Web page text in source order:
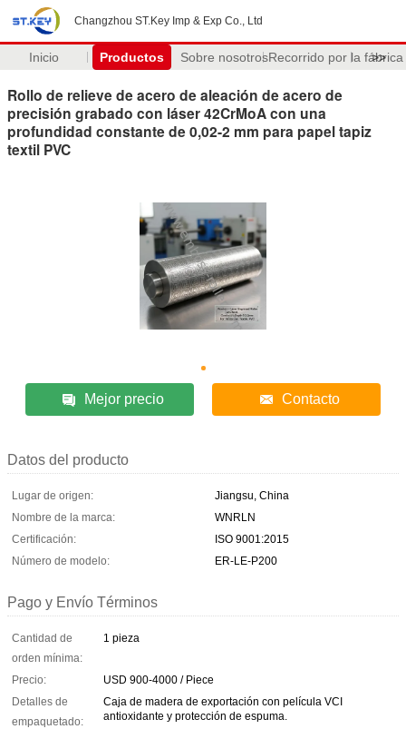
Changzhou ST.Key Imp & Exp Co., Ltd
Inicio Productos Sobre nosotrosRecorrido por la fábrica
>>
Rollo de relieve de acero de aleación de acero de
precisión grabado con láser 42CrMoA con una
profundidad constante de 0,02-2 mm para papel tapiz
textil PVC
Mejor precio Contacto
Datos del producto
Lugar de origen:
Jiangsu, China
Nombre de la marca:
WNRLN
Certificación:
ISO 9001:2015
Número de modelo:
ER-LE-P200
Pago y Envío Términos
Cantidad de
orden mínima:
1 pieza
Precio:
USD 900-4000 / Piece
Detalles de
empaquetado:
Caja de madera de exportación con película VCI
antioxidante y protección de espuma.